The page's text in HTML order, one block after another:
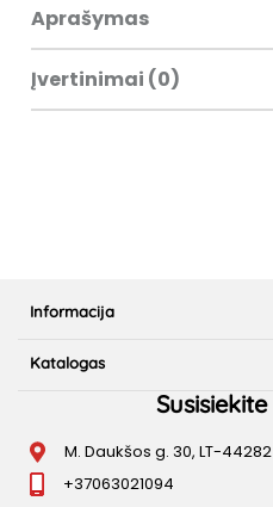
Aprašymas
Įvertinimai (0)
Informacija
Katalogas
M. Daukšos g. 30, LT-
+37063021094